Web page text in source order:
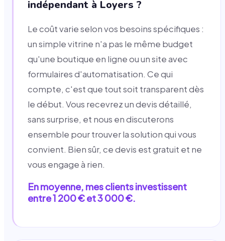
indépendant à Loyers ?
Le coût varie selon vos besoins spécifiques :
un simple vitrine n'a pas le même budget
qu'une boutique en ligne ou un site avec
formulaires d'automatisation. Ce qui
compte, c'est que tout soit transparent dès
le début. Vous recevrez un devis détaillé,
sans surprise, et nous en discuterons
ensemble pour trouver la solution qui vous
convient. Bien sûr, ce devis est gratuit et ne
vous engage à rien.
En moyenne, mes clients investissent
entre 1 200 € et 3 000 €.